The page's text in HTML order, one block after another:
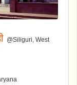
@Siliguri, West